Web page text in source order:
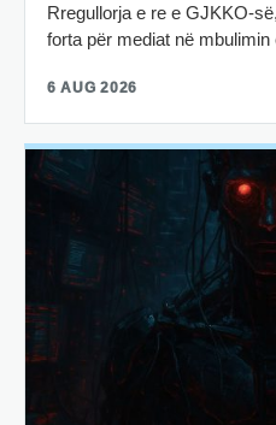
Rregullorja e re e GJKKO-
forta për mediat në
6 AUG 2026